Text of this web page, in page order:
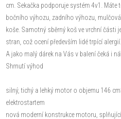
cm. Sekačka podporuje systém 4v1. Máte
bočního výhozu, zadního výhozu,
koše. Samotný sběrný koš ve vrchní části
stran, což ocení především lidé trpící alergií.
A jako malý dárek na Vás v balení čeká i
Shrnutí výhod
silný, tichý a lehký motor o objemu 146
elektrostartem
nová moderní konstrukce motoru,